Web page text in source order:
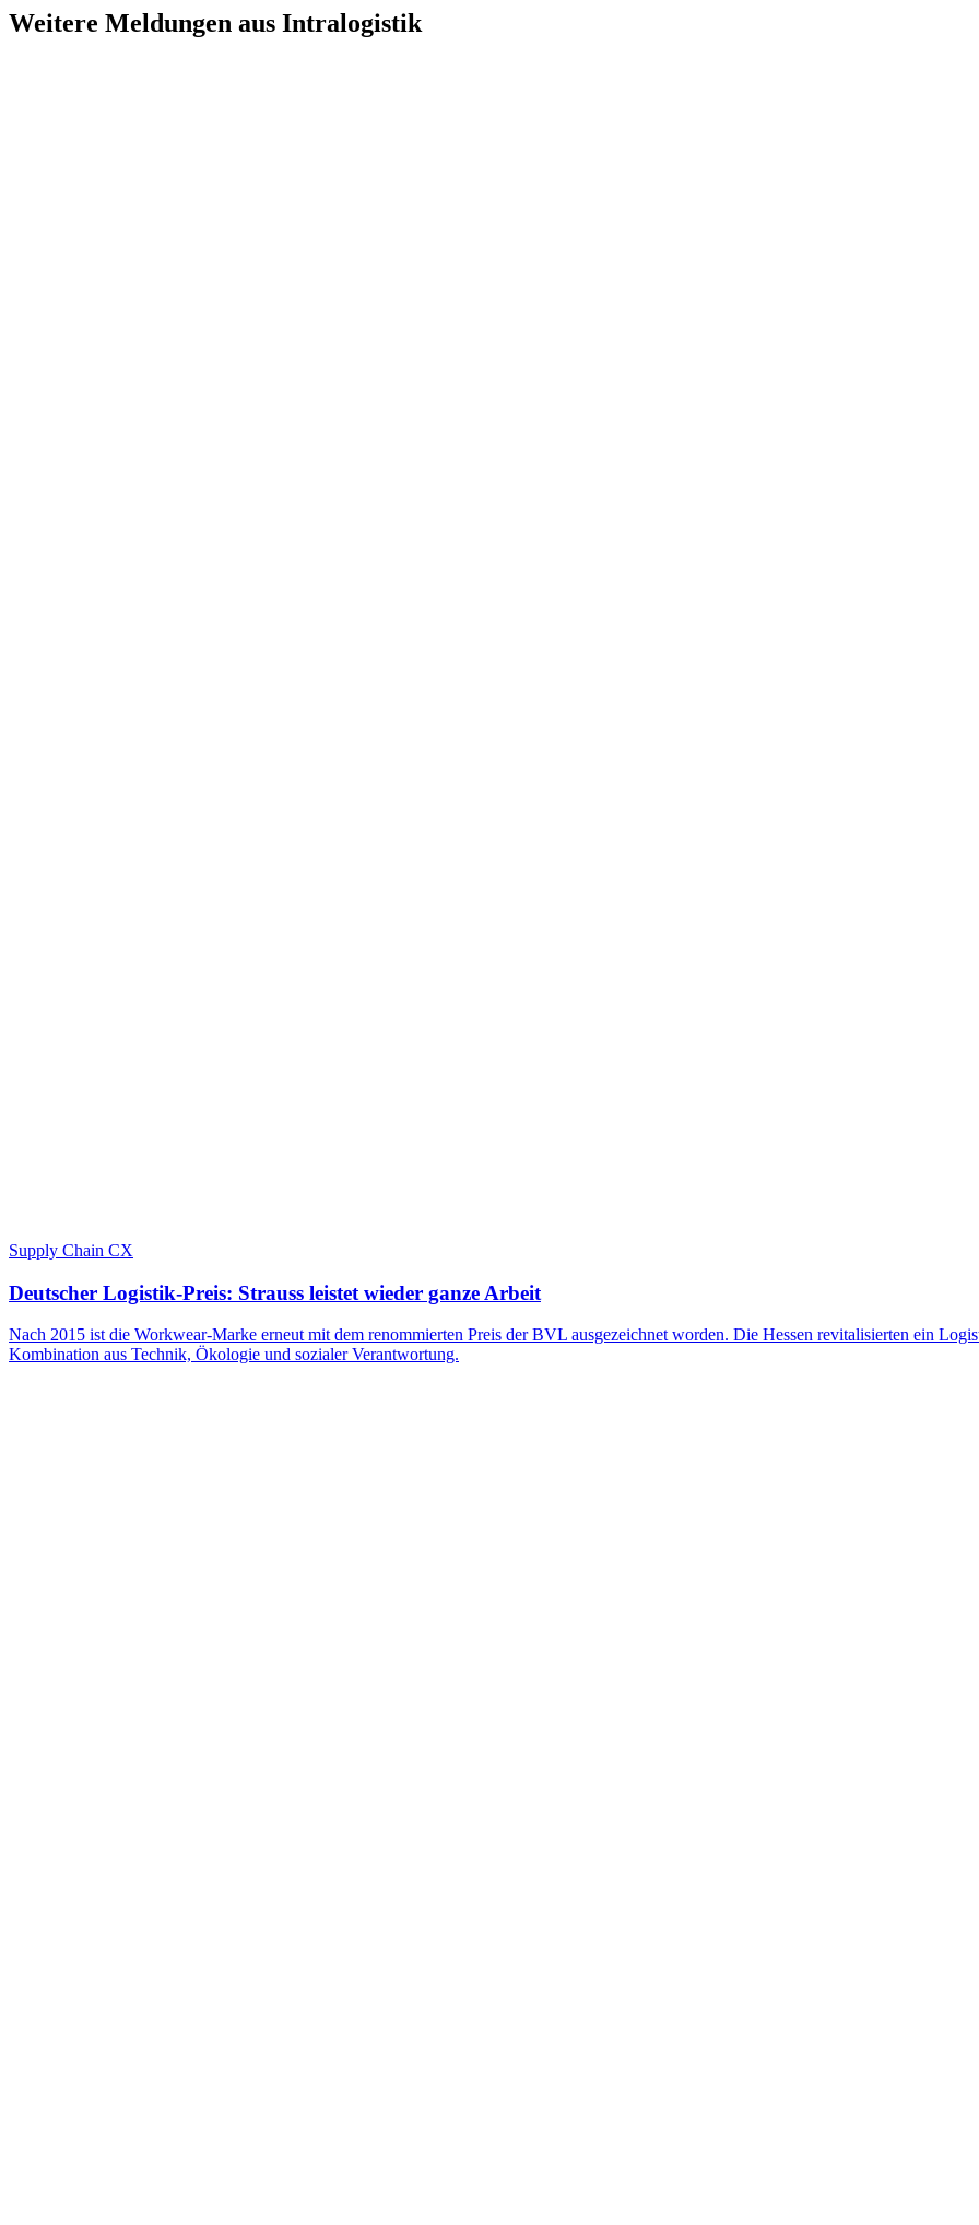
Weitere Meldungen aus Intralogistik
Supply Chain CX
Deutscher Logistik-Preis: Strauss leistet wieder ganze Arbeit
Nach 2015 ist die Workwear-Marke erneut mit dem renommierten Preis der BVL ausgezeichnet worden. Die Hessen revitalisierten ein
Kombination aus Technik, Ökologie und sozialer Verantwortung.